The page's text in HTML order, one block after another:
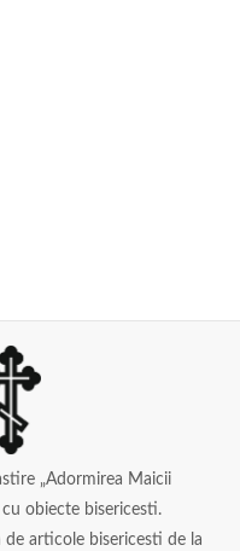
„Adormirea Maicii
obiecte bisericesti.
articole bisericesti de la